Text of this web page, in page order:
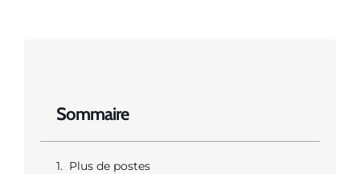
Sommaire
Plus de postes